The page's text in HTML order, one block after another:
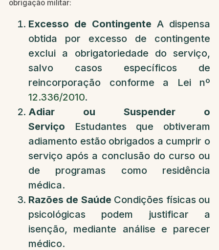
obrigação militar:
Excesso de Contingente A dispensa
obtida por excesso de contingente
exclui a obrigatoriedade do serviço,
salvo casos específicos de
reincorporação conforme a Lei nº
12.336/2010.
Adiar ou Suspender o
Serviço Estudantes que obtiveram
adiamento estão obrigados a cumprir o
serviço após a conclusão do curso ou
de programas como residência
médica.
Razões de Saúde Condições físicas ou
psicológicas podem justificar a
isenção, mediante análise e parecer
médico.